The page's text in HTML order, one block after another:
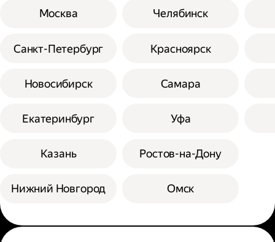
Москва
Санкт-Петербург
Новосибирск
Екатеринбург
Казань
Нижний Новгород
Челябинск
Красноярск
Самара
Уфа
Ростов-на-Дону
Омск